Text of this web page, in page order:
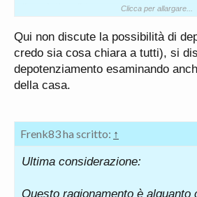
"modellare" la curva di coppia
il 265cv raggiunge il suo picco.
programmazioni difficili da fare,
quanti "mappatori" non ufficiali
esistono sul mercato: fai due
programmata con la mappa
assemblaggio.
Per quanto riguarda invece le
ricordiamoci che i cicli di
Clicca per allargare...
Qui non discute la possibilità di
credo sia cosa chiara a tutti), si
depotenziamento esaminando
della casa.
Frenk83 ha scritto: ↑
Ultima considerazione:
Questo ragionamento è alquanto